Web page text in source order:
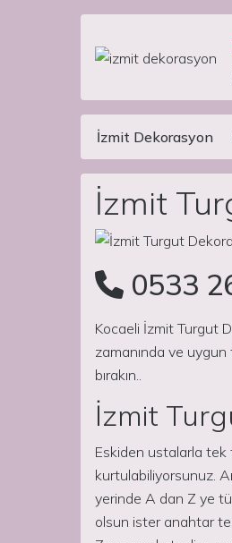
Skip to content
Main
İzmit Dekorasyon
İzmit
0533
Kocaeli İzmit Turgut
zamanında ve
bırakın..
İzmit
Eskiden ustalarla
kurtulabiliyorsunuz.
yerinde A dan Z ye
olsun ister anahtar